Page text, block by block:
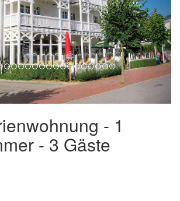
- 1
- 3 Gäste